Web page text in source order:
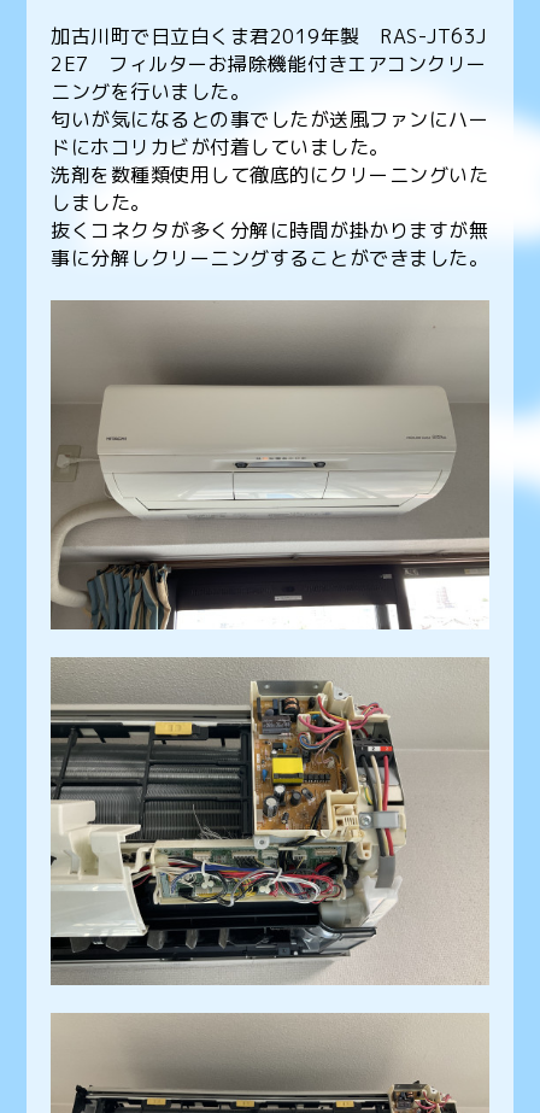
加古川町で日立白くま君2019年製 RAS-JT63J
2E7 フィルターお掃除機能付きエアコンクリー
ニングを行いました。
匂いが気になるとの事でしたが送風ファンにハー
ドにホコリカビが付着していました。
洗剤を数種類使用して徹底的にクリーニングいた
しました。
抜くコネクタが多く分解に時間が掛かりますが無
事に分解しクリーニングすることができました。